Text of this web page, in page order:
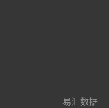
易汇数据